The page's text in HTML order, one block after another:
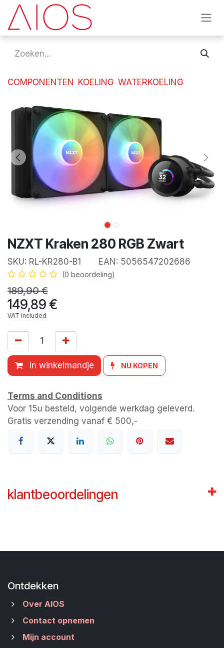
Overslaan naar inhoud
COMPONENTEN KOELING WATERKOELING
NZXT Kraken 280 RGB Zwart
SKU: RL-KR280-B1 EAN: 5056547202686
(0 beoordeling)
189,90€
149,89€
VAT Included
In winkelmandje NU KOPEN
Terms and Conditions
Voor 15u besteld, volgende werkdag geleverd.
Gratis verzending vanaf € 500,-
klantbeoordelingen
Ontdekken
Over AIOS
Contact opnemen
Mijn account